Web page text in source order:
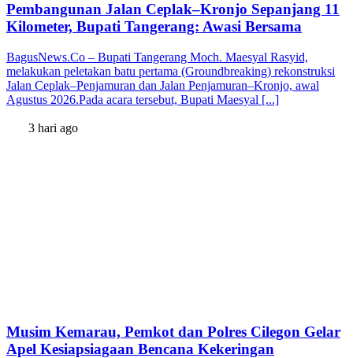
Pembangunan Jalan Ceplak–Kronjo Sepanjang 11
Kilometer, Bupati Tangerang: Awasi Bersama
BagusNews.Co – Bupati Tangerang Moch. Maesyal Rasyid,
melakukan peletakan batu pertama (Groundbreaking) rekonstruksi
Jalan Ceplak–Penjamuran dan Jalan Penjamuran–Kronjo, awal
Agustus 2026.Pada acara tersebut, Bupati Maesyal [...]
3 hari ago
Musim Kemarau, Pemkot dan Polres Cilegon Gelar
Apel Kesiapsiagaan Bencana Kekeringan